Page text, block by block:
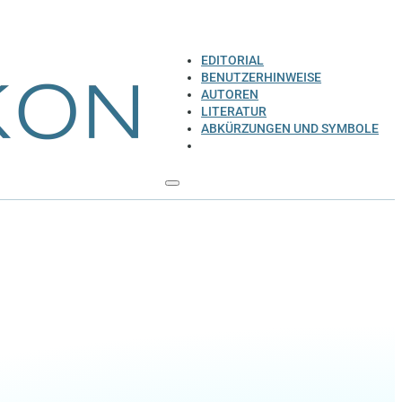
EDITORIAL
BENUTZERHINWEISE
AUTOREN
LITERATUR
ABKÜRZUNGEN UND SYMBOLE